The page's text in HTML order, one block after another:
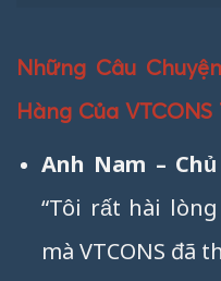
Những Câu
Hàng Của
Anh Nam –
“Tôi rất hài
mà VTCONS đã